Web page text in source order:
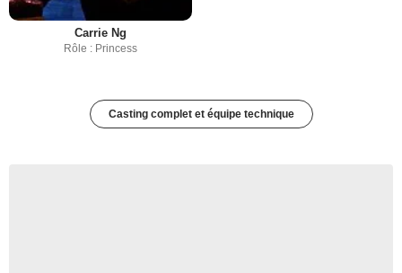
Carrie Ng
Rôle : Princess
Casting complet et équipe technique